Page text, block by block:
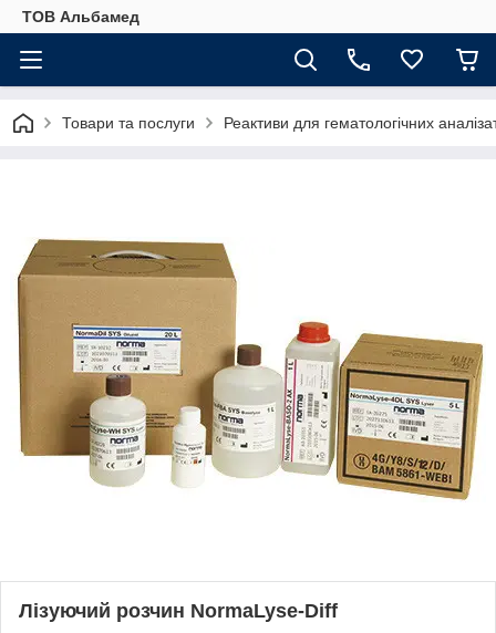
ТОВ Альбамед
Товари та послуги Реактиви для гематологічних
Лізуючий розчин NormaLyse-Diff